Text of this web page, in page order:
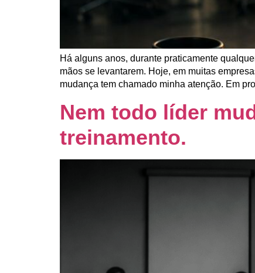
Há alguns anos, durante praticamente
mãos se levantarem. Hoje, em muitas
mudança tem chamado minha atenção. Em
Nem todo líder
treinamento.